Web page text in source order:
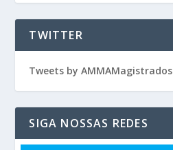
TWITTER
Tweets by AMMAMagistrados
SIGA NOSSAS REDES